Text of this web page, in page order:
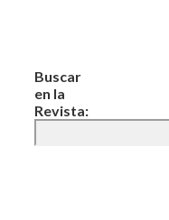
Buscar
en la
Revista: